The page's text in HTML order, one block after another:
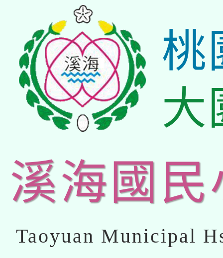
桃
大
溪海國民
Taoyuan Municipal